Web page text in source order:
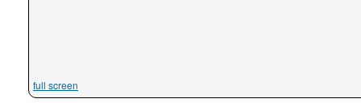
full screen